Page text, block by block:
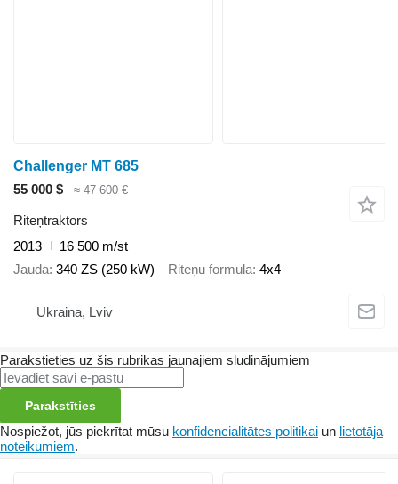
Challenger MT 685
55 000 $
≈ 47 600 €
Riteņtraktors
2013
16 500 m/st
Jauda 340 ZS (250 kW) Riteņu formula 4x4
Ukraina, Lviv
Parakstieties uz šis rubrikas jaunajiem sludinājumiem
Parakstīties
Nospiežot, jūs piekrītat mūsu konfidencialitātes politikai un lietotāja
noteikumiem.